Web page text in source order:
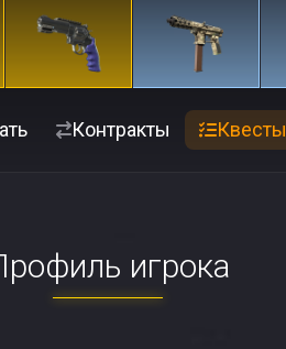
Контракты Квесты
игрока